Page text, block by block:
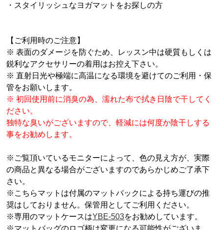
・スタイリッシュなヨガマットをお探しの方
【ご利用時のご注意】
※ 表面のダメージを防ぐため、レッスン中は硬質もしくは
鋭利なアクセサリーの着用はお控え下さい。
※ 直射日光や極端に高温になる環境を避けてのご利用・保
管をお願いします。
※ 初回使用前に消臭の為、濡れた布で拭き日陰で干してく
ださい。
独特な臭いがございますので、軽減には何度か陰干しする
事をお勧めします。
※ご覧頂いているモニターによって、色の見え方が、実際
の商品と異なる場合がございますのであらかじめご了承下
さい。
※こちらマットは付属のマットバックによる持ち運びの推
奨はしておりません。保管用としてご利用ください。
※専用のマットケースはYBE-503をお勧めしています。
※マットバッグのロゴ柄は変更になる可能性がございま